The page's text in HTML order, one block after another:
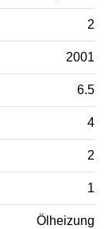
2
2001
6.5
4
2
1
Ölheizung